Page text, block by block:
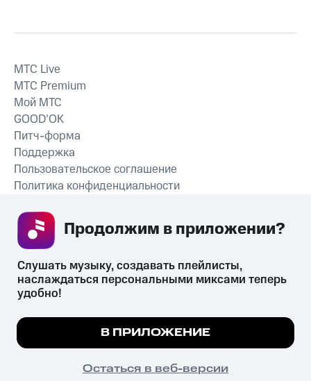
СКАЧАТЬ ПРИЛОЖЕНИЕ
MTС Live
MTС Premium
Мой МТС
GOOD’OK
Питч-форма
Поддержка
Пользовательское соглашение
Политика конфиденциальности
психотропных веществ, их аналогов причиняет вред здоровью,
их незаконный оборот запрещён и влечёт установленную
законодательством ответственность.
© 2026 ООО «КИОН».
Все права защищены
Мы используем куки, чтобы на сайте все
Подробнее
ПОНЯТНО
Слушать музыку, создавать плейлисты,
наслаждаться персональными миксами теперь
удобно!
В ПРИЛОЖЕНИЕ
Остаться в веб-версии